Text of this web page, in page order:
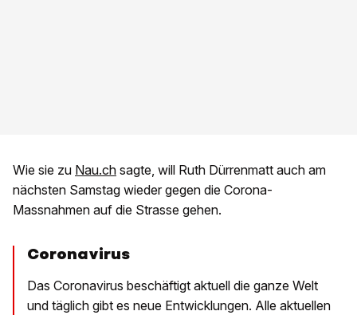
Wie sie zu Nau.ch sagte, will Ruth Dürrenmatt auch am
nächsten Samstag wieder gegen die Corona-
Massnahmen auf die Strasse gehen.
Coronavirus
Das Coronavirus beschäftigt aktuell die ganze Welt
und täglich gibt es neue Entwicklungen. Alle aktuellen